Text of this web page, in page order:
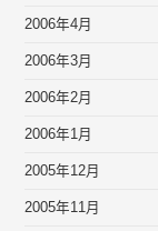
2006年4月
2006年3月
2006年2月
2006年1月
2005年12月
2005年11月